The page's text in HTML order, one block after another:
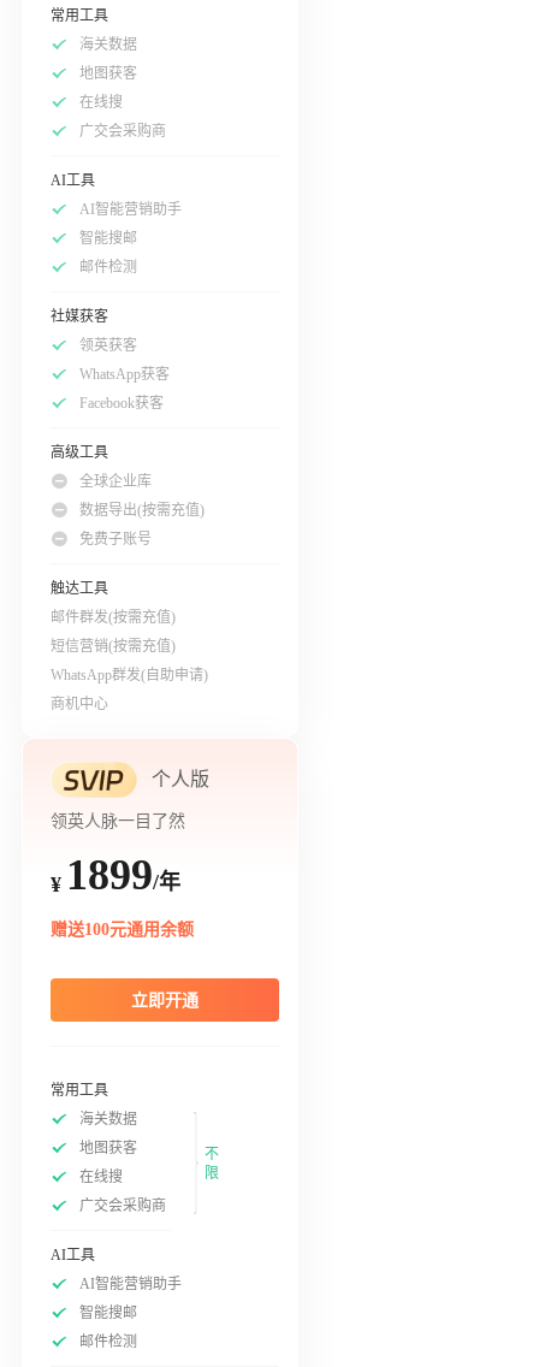
常用工具
海关数据
地图获客
在线搜
广交会采购商
AI工具
AI智能营销助手
智能搜邮
邮件检测
社媒获客
领英获客
WhatsApp获客
Facebook获客
高级工具
全球企业库
数据导出(按需充值)
免费子账号
触达工具
邮件群发(按需充值)
短信营销(按需充值)
WhatsApp群发(自助申请)
商机中心
个人版
领英人脉一目了然
¥ 1899/年
赠送100元通用余额
立即开通
常用工具
海关数据
地图获客
在线搜
广交会采购商
不
限
AI工具
AI智能营销助手
智能搜邮
邮件检测